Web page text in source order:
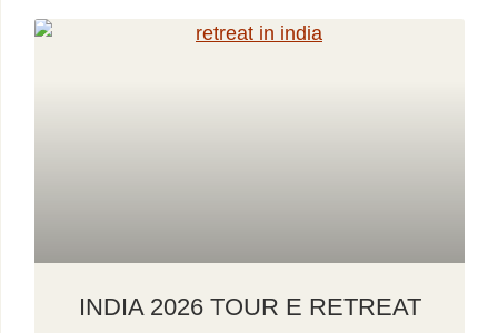
INDIA 2026 TOUR E RETREAT